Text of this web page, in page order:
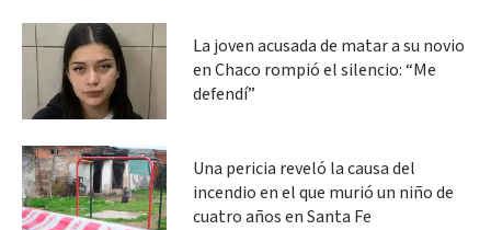
La joven acusada de matar a su novio
en Chaco rompió el silencio: “Me
defendí”
Una pericia reveló la causa del
incendio en el que murió un niño de
cuatro años en Santa Fe